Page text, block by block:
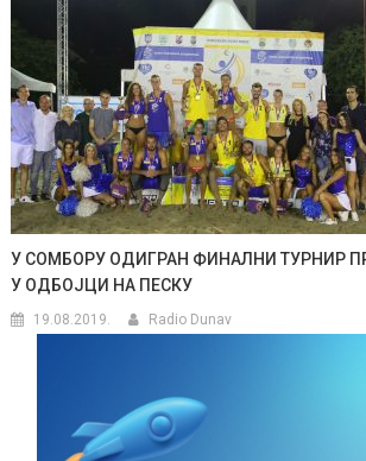
У СОМБОРУ ОДИГРАН ФИНАЛНИ ТУРНИР
У ОДБОЈЦИ НА ПЕСКУ
19.08.2019. Radio Dunav